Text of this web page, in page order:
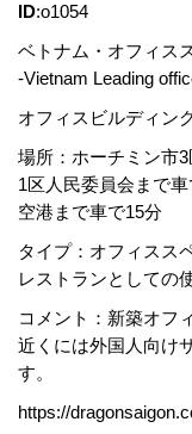
ID:o1054
ベトナム・オフィス
-Vietnam Leading
オフィスビルディン
場所：ホーチミン市3
1区人民委員会まで
空港まで車で15分
タイプ：オフィスス
レストランとしての
コメント：新築オフ
近くには外国人向け
す。
https://